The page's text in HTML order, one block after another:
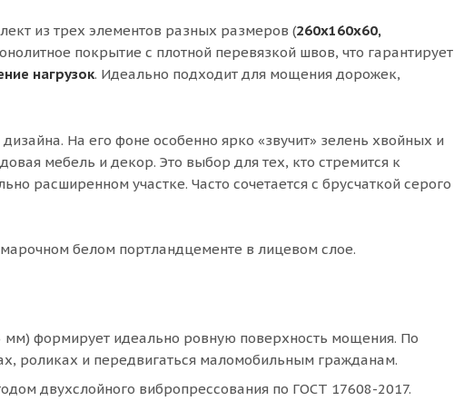
из трех элементов разных размеров (260х160х60,
покрытие с плотной перевязкой швов, что гарантирует
нагрузок. Идеально подходит для мощения дорожек,
На его фоне особенно ярко «звучит» зелень хвойных и
мебель и декор. Это выбор для тех, кто стремится к
расширенном участке. Часто сочетается с брусчаткой серого
белом портландцементе в лицевом слое.
мм) формирует идеально ровную поверхность мощения. По
роликах и передвигаться маломобильным гражданам.
двухслойного вибропрессования по ГОСТ 17608-2017.